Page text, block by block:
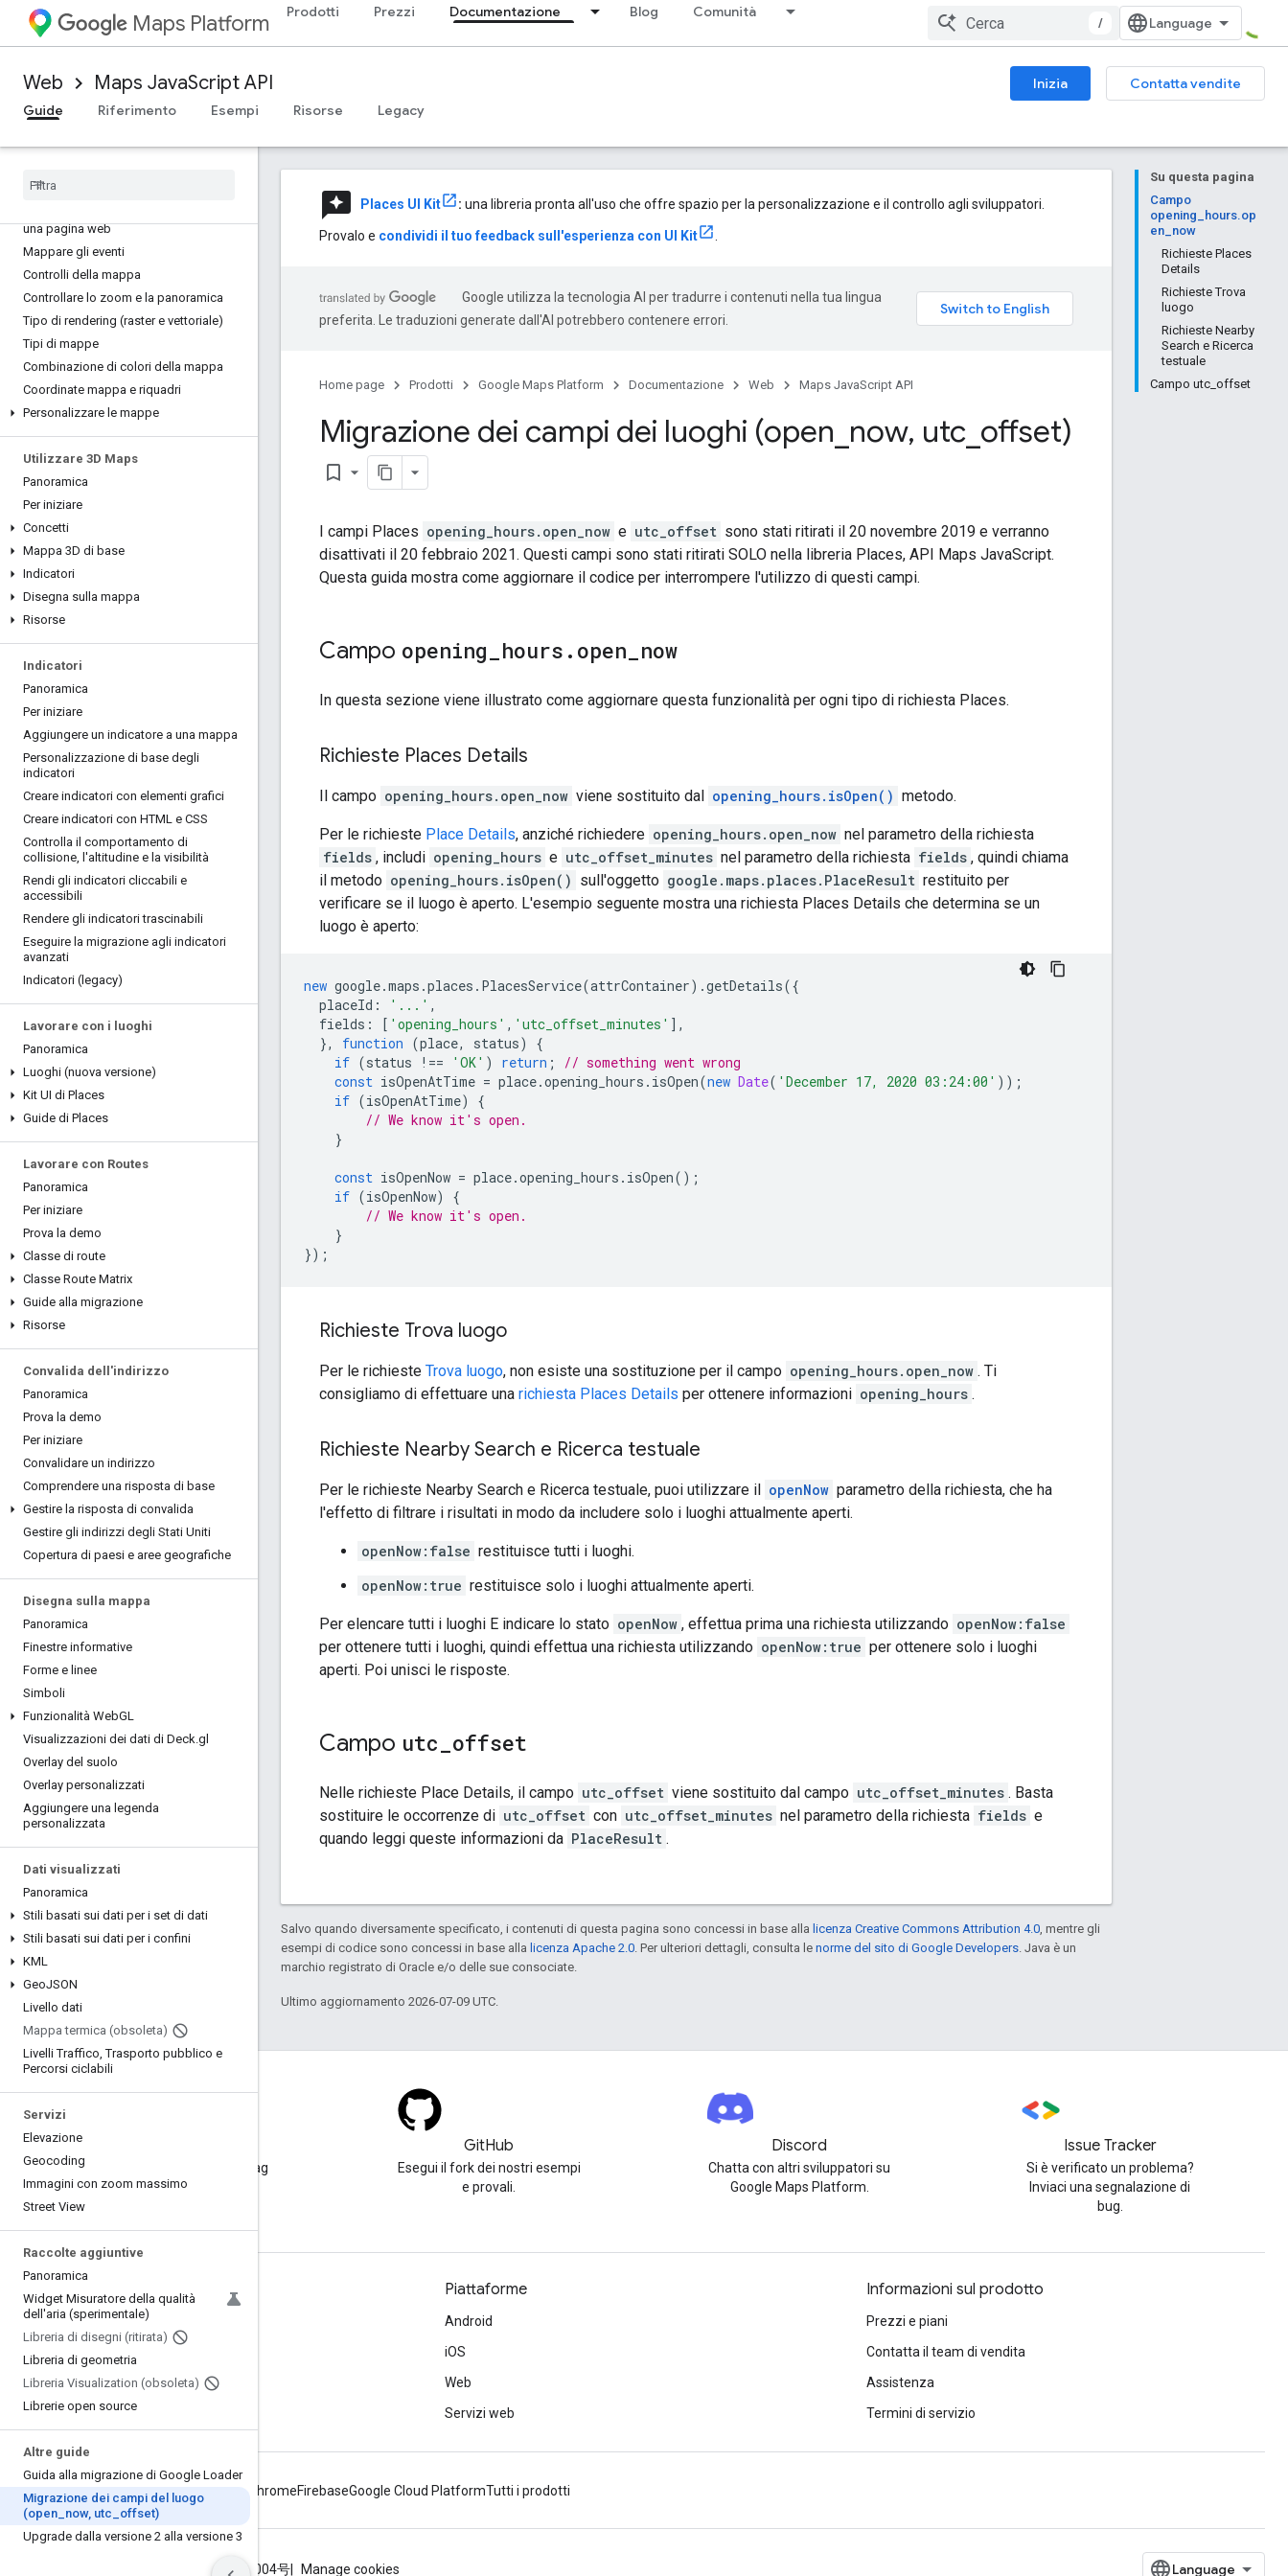
Maps Platform Prodotti Prezzi Documentazione Blog Comunità
/
Web Maps JavaScript API Inizia
Contatta vendite
Guide
Riferimento Esempi Risorse Legacy
Concetti
Localizzazione
TypeScript
Promesse
Mappa base
una pagina web
Mappare gli eventi
Controlli della mappa
Controllare lo zoom e la panoramica
Tipo di rendering (raster e vettoriale)
Tipi di mappe
Combinazione di colori della mappa
Coordinate mappa e riquadri
Personalizzare le mappe
Utilizzare 3D Maps
Panoramica
Per iniziare
Concetti
Mappa 3D di base
Indicatori
Disegna sulla mappa
Risorse
Indicatori
Panoramica
Per iniziare
Aggiungere un indicatore a una mappa
Personalizzazione di base degli
indicatori
Creare indicatori con elementi grafici
Creare indicatori con HTML e CSS
Controlla il comportamento di
collisione, l'altitudine e la visibilità
Rendi gli indicatori cliccabili e
accessibili
Rendere gli indicatori trascinabili
Eseguire la migrazione agli indicatori
avanzati
Indicatori (legacy)
Lavorare con i luoghi
Panoramica
Luoghi (nuova versione)
Kit UI di Places
Guide di Places
Lavorare con Routes
Panoramica
Per iniziare
Prova la demo
Classe di route
Classe Route Matrix
Guide alla migrazione
Risorse
Convalida dell'indirizzo
Panoramica
Prova la demo
Per iniziare
Convalidare un indirizzo
Comprendere una risposta di base
Gestire la risposta di convalida
Gestire gli indirizzi degli Stati Uniti
Copertura di paesi e aree geografiche
Disegna sulla mappa
Panoramica
Finestre informative
Forme e linee
Simboli
Funzionalità WebGL
Visualizzazioni dei dati di Deck.gl
Overlay del suolo
Overlay personalizzati
Aggiungere una legenda
personalizzata
Dati visualizzati
Panoramica
Stili basati sui dati per i set di dati
Stili basati sui dati per i confini
KML
GeoJSON
Livello dati
Mappa termica (obsoleta)
Livelli Traffico, Trasporto pubblico e
Percorsi ciclabili
Servizi
Elevazione
Geocoding
Immagini con zoom massimo
Street View
Raccolte aggiuntive
Panoramica
Widget Misuratore della qualità
dell'aria (sperimentale)
Libreria di disegni (ritirata)
Libreria di geometria
Libreria Visualization (obsoleta)
Librerie open source
Altre guide
Guida alla migrazione di Google Loader
Migrazione dei campi del luogo
(open now, utc
offset)
Upgrade dalla versione 2 alla versione 3
Su questa pagina
Campo
opening_hours.op
en_now
Richieste Places
Details
Richieste Trova
luogo
Richieste Nearby
Search e Ricerca
testuale
Campo utc_offset
reviews Places UI Kit : una libreria pronta all'uso che offre spazio per la personalizzazione e il controllo agli sviluppatori.
Provalo e condividi il tuo feedback sull'esperienza con UI Kit .
Google utilizza la tecnologia AI per tradurre i contenuti nella tua lingua
preferita. Le traduzioni generate dall'AI potrebbero contenere errori.
Home page Prodotti Google Maps Platform Documentazione Web Maps JavaScript API
Migrazione dei campi dei luoghi (open now, utc offset)
bookmark_border
I campi Places opening_hours.open_now e utc_offset sono stati ritirati il 20 novembre 2019 e verranno
disattivati il 20 febbraio 2021. Questi campi sono stati ritirati SOLO nella libreria Places, API Maps JavaScript.
Questa guida mostra come aggiornare il codice per interrompere l'utilizzo di questi campi.
Campo opening hours . open now
In questa sezione viene illustrato come aggiornare questa funzionalità per ogni tipo di richiesta Places.
Richieste Places Details
Il campo opening_hours.open_now viene sostituito dal opening_hours.isOpen() metodo.
Per le richieste Place Details, anziché richiedere opening_hours.open_now nel parametro della richiesta
fields , includi opening_hours e utc_offset_minutes nel parametro della richiesta fields , quindi chiama
il metodo opening_hours.isOpen() sull'oggetto google.maps.places.PlaceResult restituito per
verificare se il luogo è aperto. L'esempio seguente mostra una richiesta Places Details che determina se un
luogo è aperto:
new google.maps .places . PlacesService(attrContainer).getDetails({
placeId : '...' ,
fields : [ 'opening_hours' , 'utc_offset_minutes' ],
},
function (place, status)
{
if (status !== 'OK' ) return ;
// something went wrong
const isOpenAtTime = place.opening_hours . isOpen(new Date( 'December 17, 2020 03:24:00' ));
if (isOpenAtTime)
{
// We know it's open.
}
const isOpenNow = place.opening_hours . isOpen();
if (isOpenNow)
{
// We know it's open.
}
});
Richieste Trova luogo
Per le richieste Trova luogo, non esiste una sostituzione per il campo opening_hours.open_now . Ti
consigliamo di effettuare una richiesta Places Details per ottenere informazioni opening_hours .
Richieste Nearby Search e Ricerca testuale
Per le richieste Nearby Search e Ricerca testuale, puoi utilizzare il openNow parametro della richiesta, che ha
l'effetto di filtrare i risultati in modo da includere solo i luoghi attualmente aperti.
openNow:false restituisce tutti i luoghi.
openNow:true restituisce solo i luoghi attualmente aperti.
Per elencare tutti i luoghi E indicare lo stato openNow , effettua prima una richiesta utilizzando openNow:false
per ottenere tutti i luoghi, quindi effettua una richiesta utilizzando openNow:true per ottenere solo i luoghi
aperti. Poi unisci le risposte.
Campo utc offset
Nelle richieste Place Details, il campo utc_offset viene sostituito dal campo utc_offset_minutes . Basta
sostituire le occorrenze di utc_offset con utc_offset_minutes nel parametro della richiesta fields e
quando leggi queste informazioni da PlaceResult .
Salvo quando diversamente specificato, i contenuti di questa pagina sono concessi in base alla licenza Creative Commons Attribution 4.0, mentre gli
esempi di codice sono concessi in base alla licenza Apache 2.0. Per ulteriori dettagli, consulta le norme del sito di Google Developers. Java è un
marchio registrato di Oracle e/o delle sue consociate.
Ultimo aggiornamento 2026-07-09 UTC.
Poni una domanda sotto il tag
google-maps.
GitHub
Esegui il fork dei nostri esempi
e provali.
Discord
Chatta con altri sviluppatori su
Google Maps Platform.
Issue Tracker
Si è verificato un problema?
Inviaci una segnalazione di
bug.
Ulteriori informazioni
Domande frequenti
Esploratore delle funzionalità
Tutorial
Piattaforme
Android
iOS
Web
Servizi web
Informazioni sul prodotto
Prezzi e piani
Contatta il team di vendita
Assistenza
Termini di servizio
ChromeFirebaseGoogle Cloud PlatformTutti i prodotti
ICP证合字B2-20070004号 Manage cookies